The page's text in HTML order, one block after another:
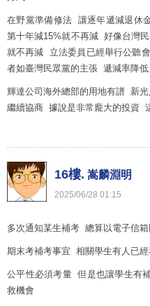
在野黨準備修法 讓逐年遞減退休
第十年減15%就不再減 好像台灣
就不再減 立法委員已經舉行公聽
者如臺灣民眾黨的主張 遞減率降
輝達公司海外總部的用地有譜 新
繼續協商 據說是非常龐大的投資
16樓. 嵩麟淵明
2025/06/28 01:15
多次通知某生補考 總算以電子信
期末考補考事宜 相關學生有人已
公平性必須考量 但是也讓學生有
救機會